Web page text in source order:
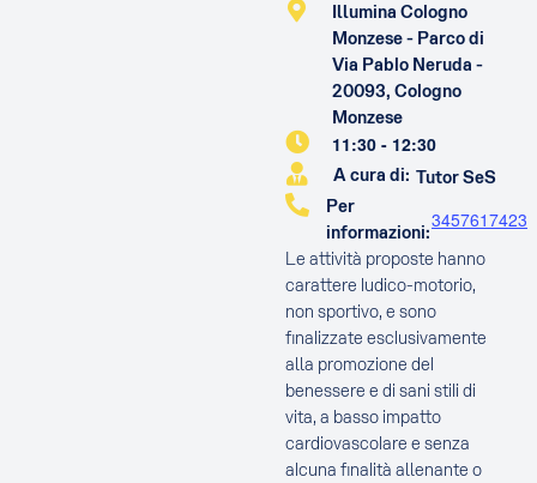
Illumina Cologno
Monzese - Parco di
Via Pablo Neruda -
20093, Cologno
Monzese
11:30 - 12:30
A cura di: Tutor SeS
Per
informazioni:
3457617423
Le attività proposte hanno
carattere ludico-motorio,
non sportivo, e sono
finalizzate esclusivamente
alla promozione del
benessere e di sani stili di
vita, a basso impatto
cardiovascolare e senza
alcuna finalità allenante o